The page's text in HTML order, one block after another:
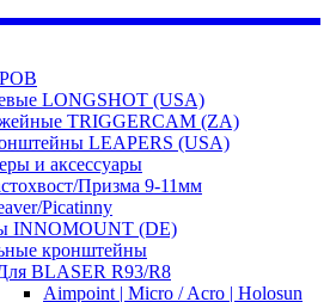
LONGSHOT (USA)
TRIGGERCAM (ZA)
LEAPERS (USA)
и аксессуары
Призма 9-11мм
Picatinny
INNOMOUNT (DE)
кронштейны
BLASER R93/R8
Aimpoint | Micro / Acro | Holosun